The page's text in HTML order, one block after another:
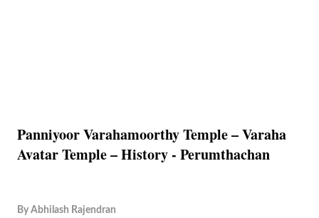
Panniyoor Varahamoorthy Temple – Varaha
Avatar Temple – History - Perumthachan
By Abhilash Rajendran